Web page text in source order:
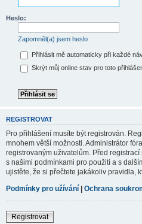
Heslo:
Zapomněl(a) jsem heslo
Přihlásit mě automaticky při každé
Skrýt můj online stav pro toto
REGISTROVAT
Pro přihlášení musíte být registrován.
mnohem větší možnosti. Administrátor
registrovaným uživatelům. Před
s našimi podmínkami pro použití a s
ujistěte, že si přečtete jakákoliv pravidla,
Podmínky pro užívání | Ochrana
Registrovat